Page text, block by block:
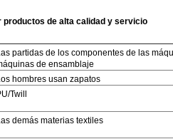
de alta calidad y servicio
partidas de los componentes de las
de ensamblaje
hombres usan zapatos
Twill
demás materias textiles